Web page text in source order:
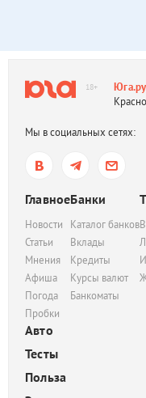
18+ Юга.ру
Мы в социальных сетях:
Главное
Новости
Статьи
Мнения
Афиша
Погода
Пробки
Банки
Каталог банков
Вклады
Кредиты
Курсы валют
Банкоматы
Авто
Тесты
Польза